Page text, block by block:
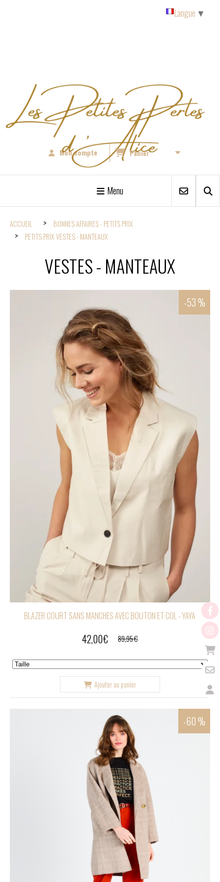
Mon compte Panier
Menu
ACCUEIL
BONNES AFFAIRES - PETITS PRIX
PETITS PRIX VESTES - MANTEAUX
VESTES - MANTEAUX
-53 %
BLAZER COURT SANS MANCHES AVEC BOUTON ET COL - YAYA
42,00€ 89,95€
Ajouter au panier
-60 %
Langue ▼